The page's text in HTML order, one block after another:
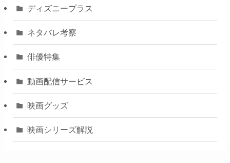
ディズニープラス
ネタバレ考察
俳優特集
動画配信サービス
映画グッズ
映画シリーズ解説